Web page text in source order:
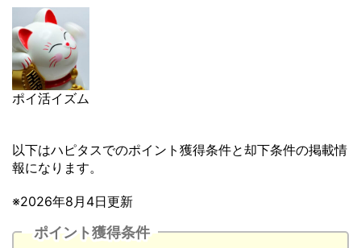
ポイ活イズム
以下はハピタスでのポイント獲得条件と却下条件の掲載情
報になります。
※2026年8月4日更新
ポイント獲得条件